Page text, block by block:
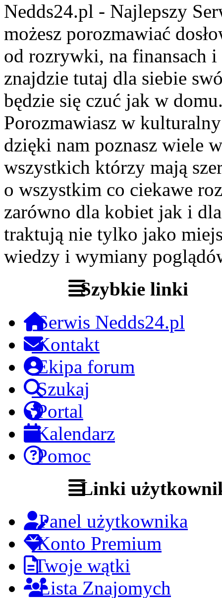
Nedds24.pl - Najlepszy
możesz porozmawiać
od rozrywki, na finansach
znajdzie tutaj dla siebie
będzie się czuć jak w
Porozmawiasz w
dzięki nam poznasz wiele
wszystkich którzy mają
o wszystkim co ciekawe
zarówno dla kobiet jak i
traktują nie tylko jako
wiedzy i wymiany
Szybkie linki
Serwis Nedds24.pl
Kontakt
Ekipa forum
Szukaj
Portal
Kalendarz
Pomoc
Linki
Panel użytkownika
Konto Premium
Twoje wątki
Lista Znajomych